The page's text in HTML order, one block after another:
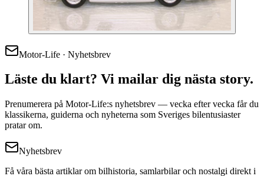
Motor-Life · Nyhetsbrev
Läste du klart? Vi mailar dig nästa story.
Prenumerera på Motor-Life:s nyhetsbrev — vecka efter vecka får du
klassikerna, guiderna och nyheterna som Sveriges bilentusiaster
pratar om.
Nyhetsbrev
Få våra bästa artiklar om bilhistoria, samlarbilar och nostalgi direkt i